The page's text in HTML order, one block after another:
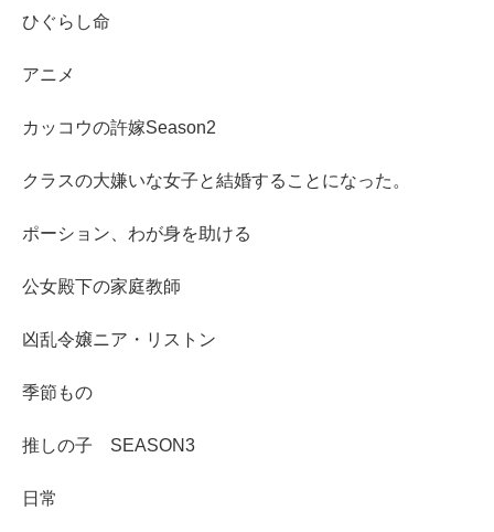
ひぐらし命
アニメ
カッコウの許嫁Season2
クラスの大嫌いな女子と結婚することになった。
ポーション、わが身を助ける
公女殿下の家庭教師
凶乱令嬢ニア・リストン
季節もの
推しの子 SEASON3
日常